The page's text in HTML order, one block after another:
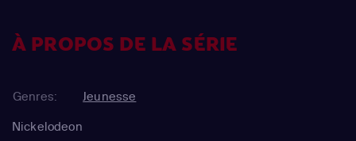
À PROPOS DE LA SÉRIE
Genres:
Jeunesse
Nickelodeon